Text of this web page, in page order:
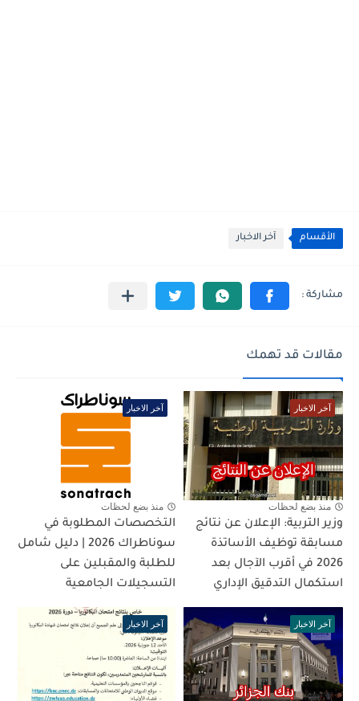
الأقسام آخر الاخبار
مقالات قد تهمك
آخر الاخبار
منذ بضع لحظات
وزير التربية: الإعلان عن نتائج
مسابقة توظيف الأساتذة
2026 في أقرب الآجال بعد
استكمال التدقيق الإداري
آخر الاخبار
منذ بضع لحظات
التخصصات المطلوبة في
سوناطراك 2026 | دليل شامل
للطلبة والمقبلين على
التسجيلات الجامعية
آخر الاخبار آخر الاخبار